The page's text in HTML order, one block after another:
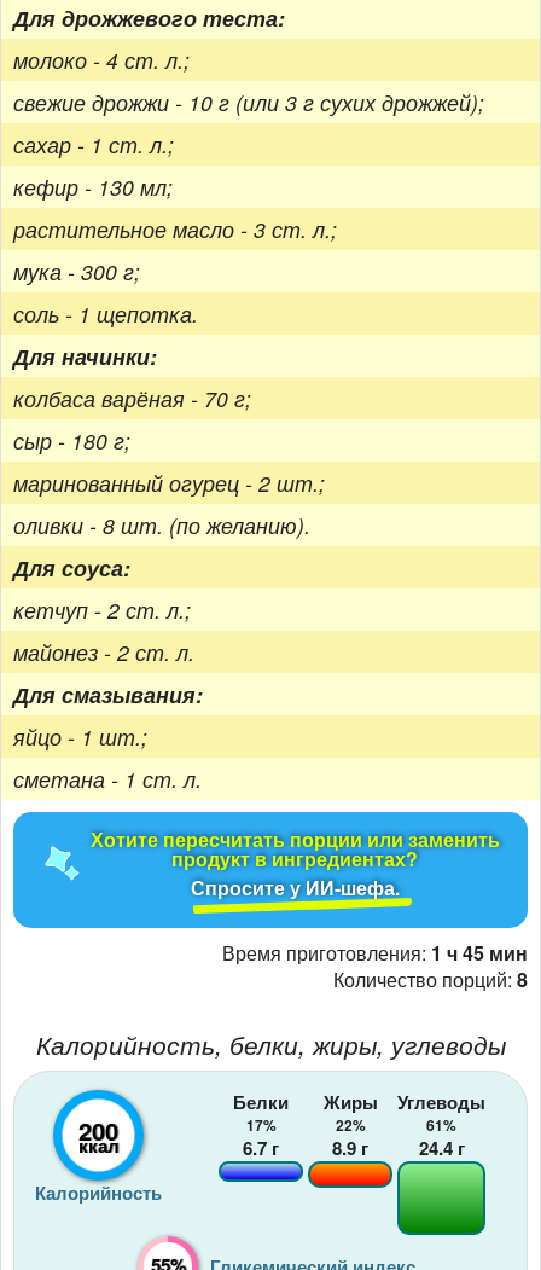
Для дрожжевого теста:
молоко - 4 ст. л.;
свежие дрожжи - 10 г (или 3 г сухих дрожжей);
сахар - 1 ст. л.;
кефир - 130 мл;
растительное масло - 3 ст. л.;
мука - 300 г;
соль - 1 щепотка.
Для начинки:
колбаса варёная - 70 г;
сыр - 180 г;
маринованный огурец - 2 шт.;
оливки - 8 шт. (по желанию).
Для соуса:
кетчуп - 2 ст. л.;
майонез - 2 ст. л.
Для смазывания:
яйцо - 1 шт.;
сметана - 1 ст. л.
Хотите пересчитать порции или заменить
продукт в ингредиентах?
Спросите у ИИ-шефа.
Время приготовления: 1 ч 45 мин
Количество порций: 8
Калорийность, белки, жиры, углеводы
200
ккал
Калорийность
Белки
17%
6.7 г
Жиры
22%
8.9 г
Углеводы
61%
24.4г